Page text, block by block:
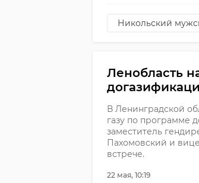
Никольский
Ленобласть
В Ленинградской
газу по программе
заместитель
Пахомовский и
встрече.
22 мая, 10:19